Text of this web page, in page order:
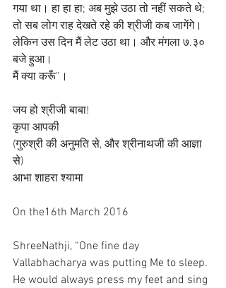
गया था। हा हा हा; अब मुझे उठा तो नहीं सकते थे;
तो सब लोग राह देखते रहे की श्रीजी कब जागेंगे।
लेकिन उस दिन मैं लेट उठा था। और मंगला ७.३०
बजे हुआ।
मैं क्या करूँ”।
जय हो श्रीजी बाबा!
कृपा आपकी
(गुरुश्री की अनुमति से, और श्रीनाथजी की आज्ञा
से)
आभा शाहरा श्यामा
On the16th March 2016
ShreeNathji, “One fine day
Vallabhacharya was putting Me to sleep.
He would always press my feet and sing